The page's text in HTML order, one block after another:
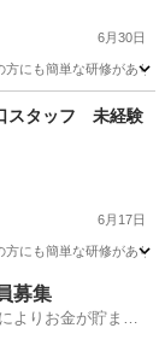
6月30日
にも簡単な研修があ
スタッフ 未経験
6月17日
にも簡単な研修があ
募集
よりお金が貯まり